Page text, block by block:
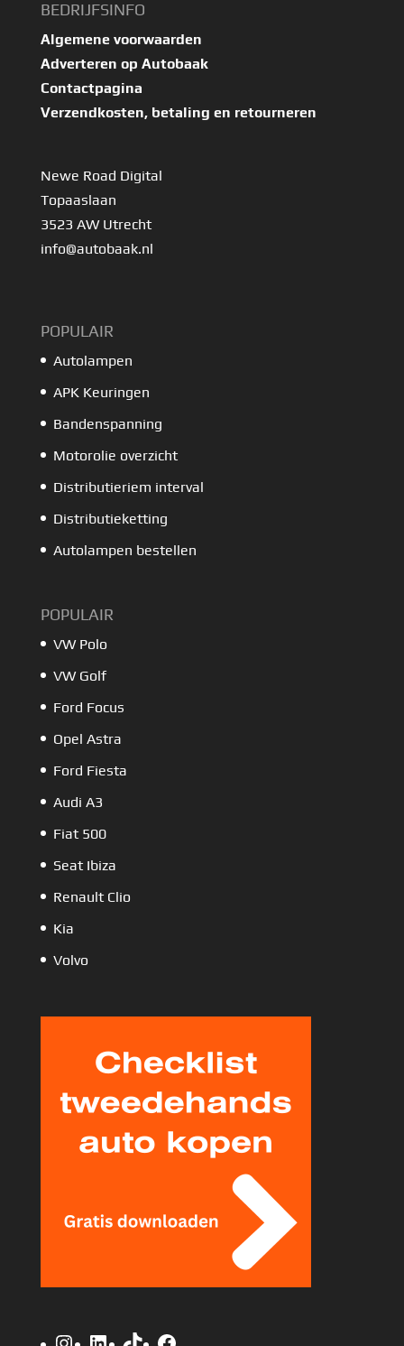
BEDRIJFSINFO
Algemene voorwaarden
Adverteren op Autobaak
Contactpagina
Verzendkosten, betaling en retourneren
Newe Road Digital
Topaaslaan
3523 AW Utrecht
info@autobaak.nl
POPULAIR
Autolampen
APK Keuringen
Bandenspanning
Motorolie overzicht
Distributieriem interval
Distributieketting
Autolampen bestellen
POPULAIR
VW Polo
VW Golf
Ford Focus
Opel Astra
Ford Fiesta
Audi A3
Fiat 500
Seat Ibiza
Renault Clio
Kia
Volvo